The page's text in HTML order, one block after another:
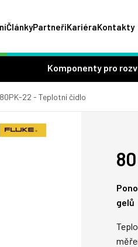
ČlánkyPartneřiKariéraKontakty
Komponenty pro
80PK-22 - Teplotní čidlo
gelů